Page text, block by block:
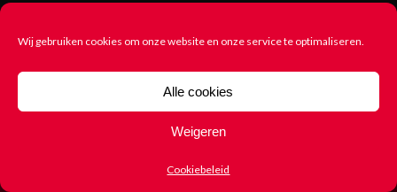
Wij gebruiken cookies om onze website en onze service te optimaliseren.
Alle cookies
Weigeren
Cookiebeleid
© Copyright - SCMklasse.nl - Alles over SCM Klasse Alarmen -